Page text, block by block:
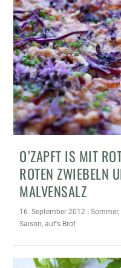
O’ZAPFT IS MIT
ROTEN ZWIEBELN
MALVENSALZ
16. September 2012 |Sommer,
Saison,auf's Brot